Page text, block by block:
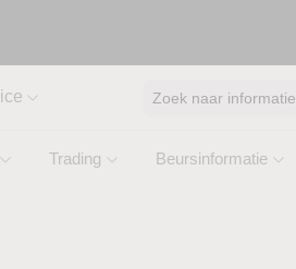
Trading Beursinformatie
Zoek naar informatie